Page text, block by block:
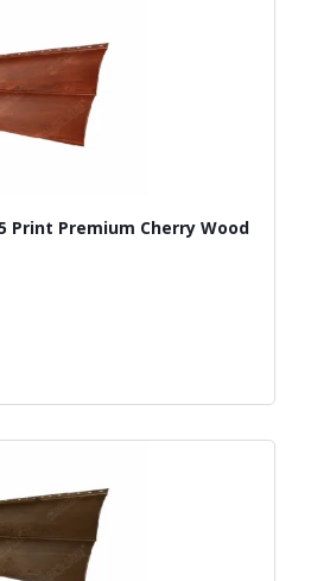
Print Premium Cherry Wood